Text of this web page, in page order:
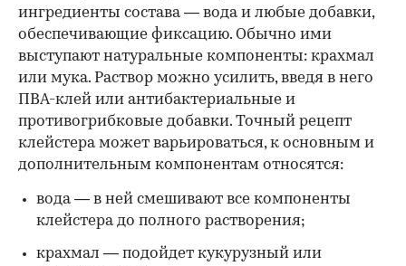
ингредиенты состава — вода и любые добавки,
обеспечивающие фиксацию. Обычно ими
выступают натуральные компоненты: крахмал
или мука. Раствор можно усилить, введя в него
ПВА-клей или антибактериальные и
противогрибковые добавки. Точный рецепт
клейстера может варьироваться, к основным и
дополнительным компонентам относятся:
вода — в ней смешивают все компоненты
клейстера до полного растворения;
крахмал — подойдет кукурузный или